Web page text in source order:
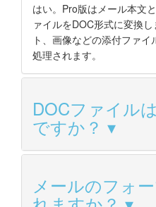
はい。Pro版はメール本文
ァイルをDOC形式に変換
ト、画像などの添付ファ
処理されます。
DOCファイル
ですか？
メールのフォ